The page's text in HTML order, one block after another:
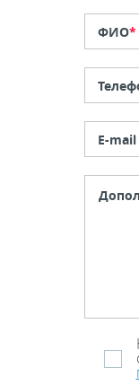
ФИО*
E-mail